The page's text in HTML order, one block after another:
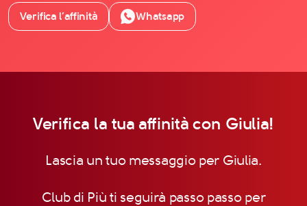
Verifica l’affinità Whatsapp
Verifica la tua affinità con Giulia!
Lascia un tuo messaggio per Giulia.
Club di Più ti seguirà passo passo per